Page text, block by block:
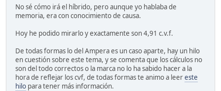
No sé cómo irá el híbrido, pero aunque yo hablaba de
memoria, era con conocimiento de causa.
Hoy he podido mirarlo y exactamente son 4,91 c.v.f.
De todas formas lo del Ampera es un caso aparte, hay un hilo
en cuestión sobre este tema, y se comenta que los cálculos no
son del todo correctos o la marca no lo ha sabido hacer a la
hora de reflejar los cvf, de todas formas te animo a leereste
hilo para tener más información.